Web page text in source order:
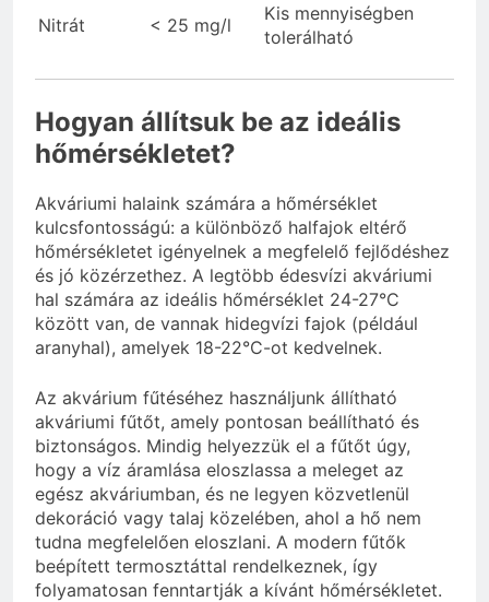
Nitrát
< 25 mg/l
Kis mennyiségben
tolerálható
Hogyan állítsuk be az ideális
hőmérsékletet?
Akváriumi halaink számára a hőmérséklet
kulcsfontosságú: a különböző halfajok eltérő
hőmérsékletet igényelnek a megfelelő fejlődéshez
és jó közérzethez. A legtöbb édesvízi akváriumi
hal számára az ideális hőmérséklet 24-27°C
között van, de vannak hidegvízi fajok (például
aranyhal), amelyek 18-22°C-ot kedvelnek.
Az akvárium fűtéséhez használjunk állítható
akváriumi fűtőt, amely pontosan beállítható és
biztonságos. Mindig helyezzük el a fűtőt úgy,
hogy a víz áramlása eloszlassa a meleget az
egész akváriumban, és ne legyen közvetlenül
dekoráció vagy talaj közelében, ahol a hő nem
tudna megfelelően eloszlani. A modern fűtők
beépített termosztáttal rendelkeznek, így
folyamatosan fenntartják a kívánt hőmérsékletet.